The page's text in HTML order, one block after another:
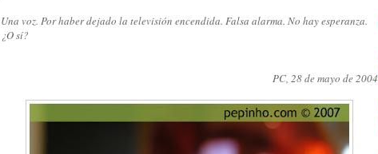
Una voz. Por haber dejado la televisión encendida. Falsa alarma. No hay esperanza.
¿O sí?
PC, 28 de mayo de 2004